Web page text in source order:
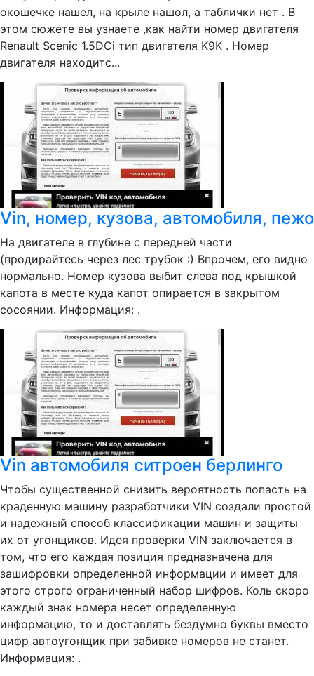
окошечке нашел, на крыле нашол, а таблички нет . В
этом сюжете вы узнаете ,как найти номер двигателя
Renault Scenic 1.5DCi тип двигателя K9K . Номер
двигателя находитс...
Vin, номер, кузова, автомобиля, пежо
На двигателе в глубине с передней части
(продирайтесь через лес трубок :) Впрочем, его видно
нормально. Номер кузова выбит слева под крышкой
капота в месте куда капот опирается в закрытом
сосоянии. Информация: .
Vin автомобиля ситроен берлинго
Чтобы существенной снизить вероятность попасть на
краденную машину разработчики VIN создали простой
и надежный способ классификации машин и защиты
их от угонщиков. Идея проверки VIN заключается в
том, что его каждая позиция предназначена для
зашифровки определенной информации и имеет для
этого строго ограниченный набор шифров. Коль скоро
каждый знак номера несет определенную
информацию, то и доставлять бездумно буквы вместо
цифр автоугонщик при забивке номеров не станет.
Информация: .